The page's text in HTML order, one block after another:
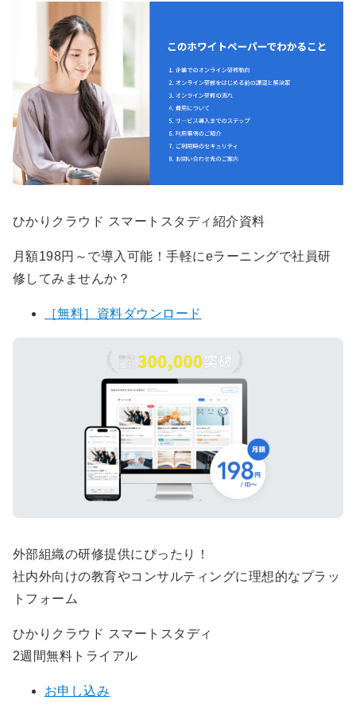
ひかりクラウド スマートスタディ紹介資料
月額198円～で導入可能！手軽にeラーニングで社員研
修してみませんか？
［無料］資料ダウンロード
外部組織の研修提供にぴったり！
社内外向けの教育やコンサルティングに理想的なプラッ
トフォーム
ひかりクラウド スマートスタディ
2週間無料トライアル
お申し込み